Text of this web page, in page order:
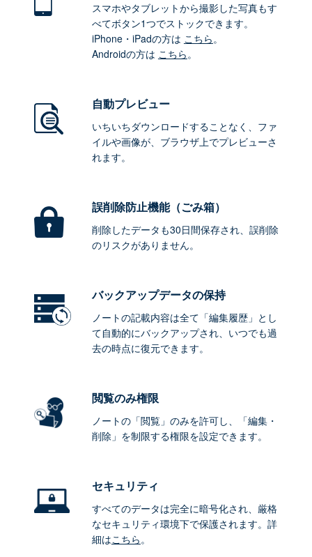
スマホやタブレットから撮影した写真もす
べてボタン1つでストックできます。
iPhone・iPadの方は こちら。
Androidの方は こちら。
自動プレビュー
いちいちダウンロードすることなく、ファ
イルや画像が、ブラウザ上でプレビューさ
れます。
誤削除防止機能（ごみ箱）
削除したデータも30日間保存され、誤削除
のリスクがありません。
バックアップデータの保持
ノートの記載内容は全て「編集履歴」とし
て自動的にバックアップされ、いつでも過
去の時点に復元できます。
閲覧のみ権限
ノートの「閲覧」のみを許可し、「編集・
削除」を制限する権限を設定できます。
セキュリティ
すべてのデータは完全に暗号化され、厳格
なセキュリティ環境下で保護されます。詳
細はこちら。